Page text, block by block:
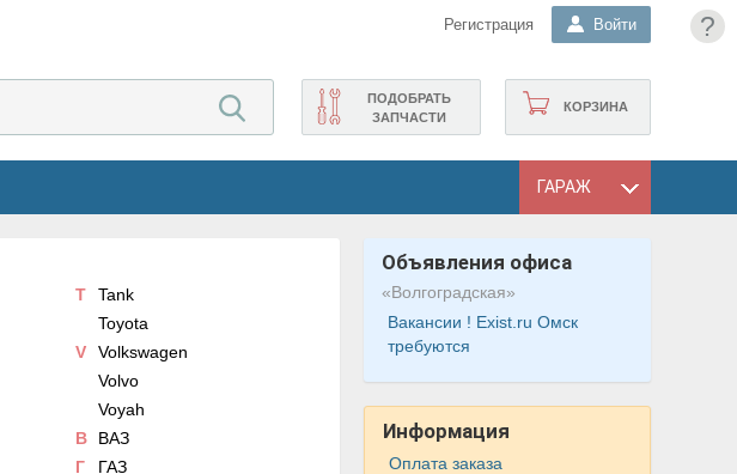
?
Регистрация Войти
КОРЗИНА
ПОДОБРАТЬ
ЗАПЧАСТИ
ГАРАЖ
T
Tank
Toyota
V
Volkswagen
Volvo
Voyah
В
ВАЗ
Г
ГАЗ
Объявления офиса
«Волгоградская»
Вакансии ! Exist.ru Омск
требуются
Информация
Оплата заказа